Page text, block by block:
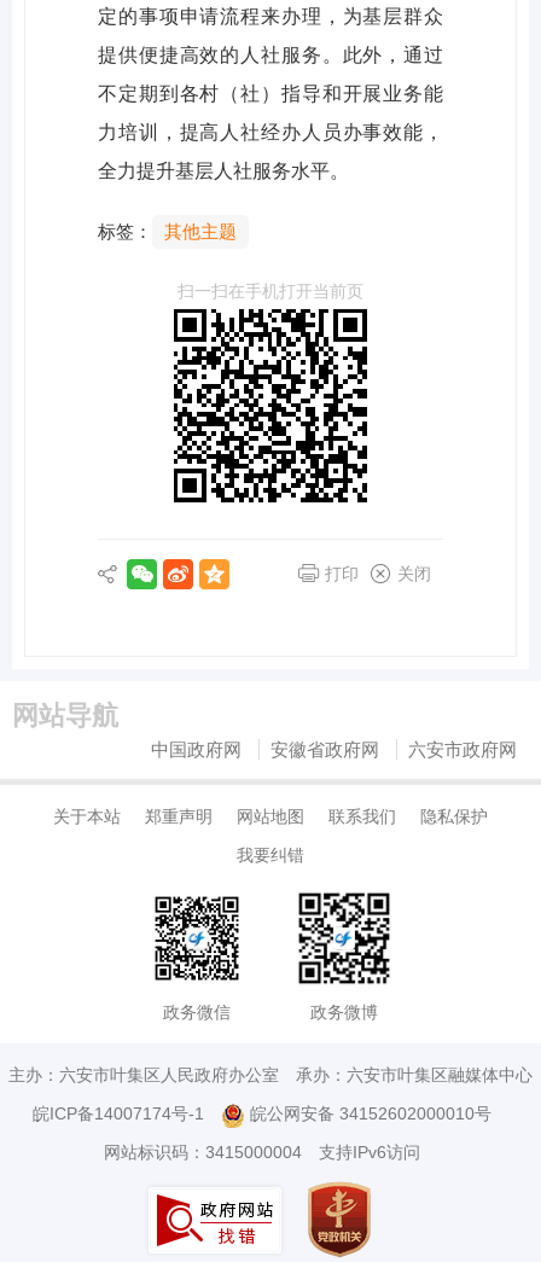
定的事项申请流程来办理，为基层群众
提供便捷高效的人社服务。此外，通过
不定期到各村（社）指导和开展业务能
力培训，提高人社经办人员办事效能，
全力提升基层人社服务水平。
标签： 其他主题
扫一扫在手机打开当前页
打印 关闭
网站导航
中国政府网 安徽省政府网 六安市政府网
关于本站 郑重声明 网站地图 联系我们
隐私保护
我要纠错
政务微信 政务微博
主办：六安市叶集区人民政府办公室
承办：六安市叶集区融媒体中心
皖ICP备14007174号-1
皖公网安备 34152602000010号
网站标识码：3415000004
支持IPv6访问